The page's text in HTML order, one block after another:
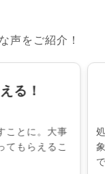
声をご紹介！
る！
ことに。大事
てもらえるこ